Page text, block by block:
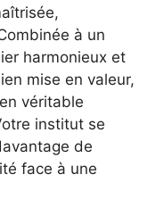
à un
harmonieux et
mise en valeur,
véritable
institut se
de
face à une